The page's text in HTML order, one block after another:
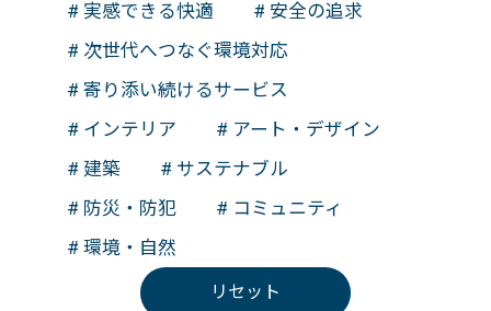
# 実感できる快適
# 安全の追求
# 次世代へつなぐ環境対応
# 寄り添い続けるサービス
# インテリア
# アート・デザイン
# 建築
# サステナブル
# 防災・防犯
# コミュニティ
# 環境・自然
リセット